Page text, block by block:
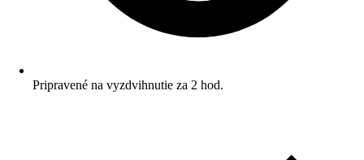
Pripravené na vyzdvihnutie za 2 hod.